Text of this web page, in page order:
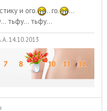
и ого.
.. го.
...
тьфу... тьфу...
14.10.2013